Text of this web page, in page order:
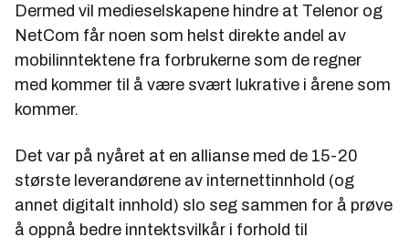
Dermed vil medieselskapene hindre at Telenor og
NetCom får noen som helst direkte andel av
mobilinntektene fra forbrukerne som de regner
med kommer til å være svært lukrative i årene som
kommer.
Det var på nyåret at en allianse med de 15-20
største leverandørene av internettinnhold (og
annet digitalt innhold) slo seg sammen for å prøve
å oppnå bedre inntektsvilkår i forhold til